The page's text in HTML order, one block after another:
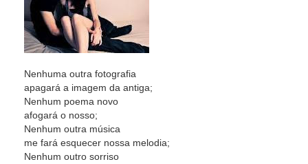
Nenhuma outra fotografia
apagará a imagem da antiga;
Nenhum poema novo
afogará o nosso;
Nenhum outra música
me fará esquecer nossa melodia;
Nenhum outro sorriso